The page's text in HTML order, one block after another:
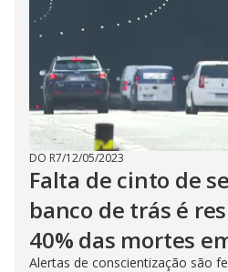
DO R7/12/05/2023
Falta de cinto de
banco de trás é
40% das mortes
Alertas de conscientização são